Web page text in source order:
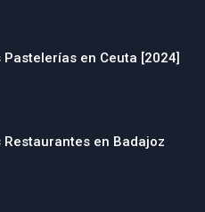
en Ceuta [2024]
Restaurantes en Badajoz